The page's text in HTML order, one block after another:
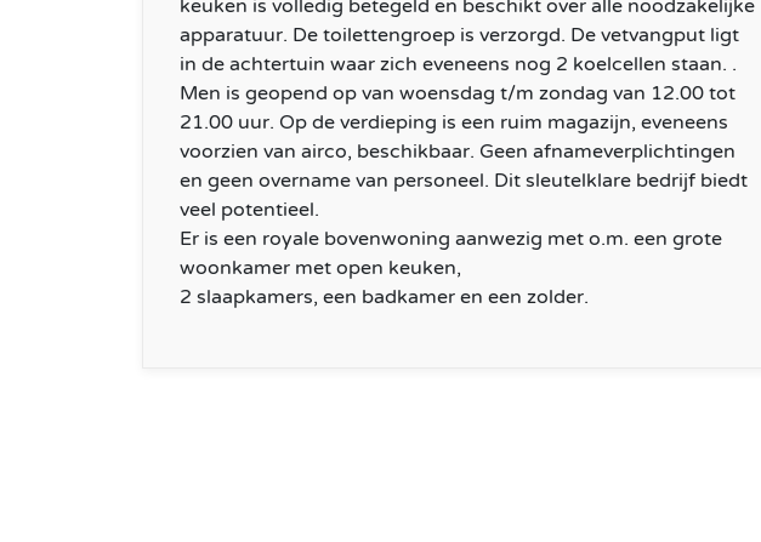
keuken is volledig betegeld en beschikt over alle noodzakelijke
apparatuur. De toilettengroep is verzorgd. De vetvangput ligt
in de achtertuin waar zich eveneens nog 2 koelcellen staan. .
Men is geopend op van woensdag t/m zondag van 12.00 tot
21.00 uur. Op de verdieping is een ruim magazijn, eveneens
voorzien van airco, beschikbaar. Geen afnameverplichtingen
en geen overname van personeel. Dit sleutelklare bedrijf biedt
veel potentieel.
Er is een royale bovenwoning aanwezig met o.m. een grote
woonkamer met open keuken,
2 slaapkamers, een badkamer en een zolder.